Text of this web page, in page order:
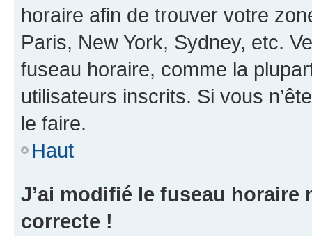
horaire afin de trouver votre
Paris, New York, Sydney, etc.
fuseau horaire, comme la
utilisateurs inscrits. Si vous
le faire.
Haut
J’ai modifié le fuseau horaire
correcte !